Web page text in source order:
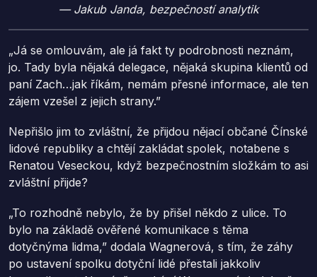
— Jakub Janda, bezpečností analytik
„Já se omlouvám, ale já fakt ty podrobnosti neznám,
jo. Tady byla nějaká delegace, nějaká skupina klientů od
paní Zach…jak říkám, nemám přesné informace, ale ten
zájem vzešel z jejich strany.”
Nepřišlo jim to zvláštní, že přijdou nějací občané Čínské
lidové republiky a chtějí zakládat spolek, notabene s
Renatou Veseckou, když bezpečnostním složkám to asi
zvláštní přijde?
„To rozhodně nebylo, že by přišel někdo z ulice. To
bylo na základě ověřené komunikace s těma
dotyčnýma lidma,” dodala Wagnerová, s tím, že záhy
po ustavení spolku dotyční lidé přestali jakkoliv